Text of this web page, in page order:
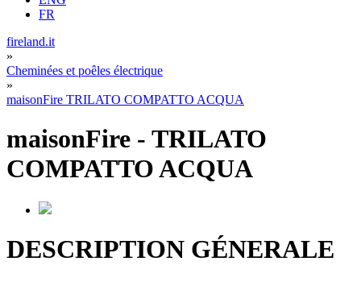
FR
fireland.it
»
Cheminées et poêles électrique
»
maisonFire TRILATO COMPATTO ACQUA
maisonFire - TRILATO
COMPATTO ACQUA
DESCRIPTION GÉNERALE